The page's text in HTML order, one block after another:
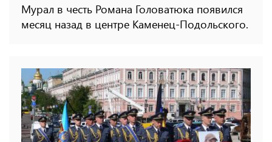
Мурал в честь Романа Головатюка появился
месяц назад в центре Каменец-Подольского.